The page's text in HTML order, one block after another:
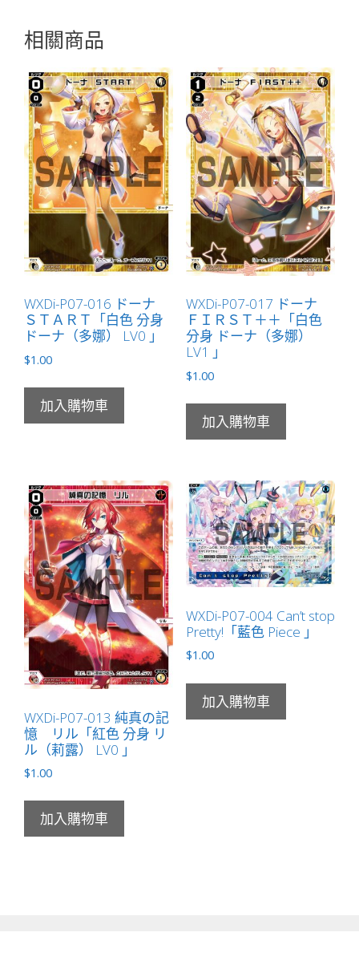
相關商品
WXDi-P07-016 ドーナ
ＳＴＡＲＴ「白色 分身
ドーナ（多娜） LV0 」
$1.00
加入購物車
WXDi-P07-017 ドーナ
ＦＩＲＳＴ＋＋「白色
分身 ドーナ（多娜）
LV1 」
$1.00
加入購物車
WXDi-P07-013 純真の記
憶 リル「紅色 分身 リ
ル（莉露） LV0 」
$1.00
加入購物車
WXDi-P07-004 Can’t stop
Pretty!「藍色 Piece 」
$1.00
加入購物車